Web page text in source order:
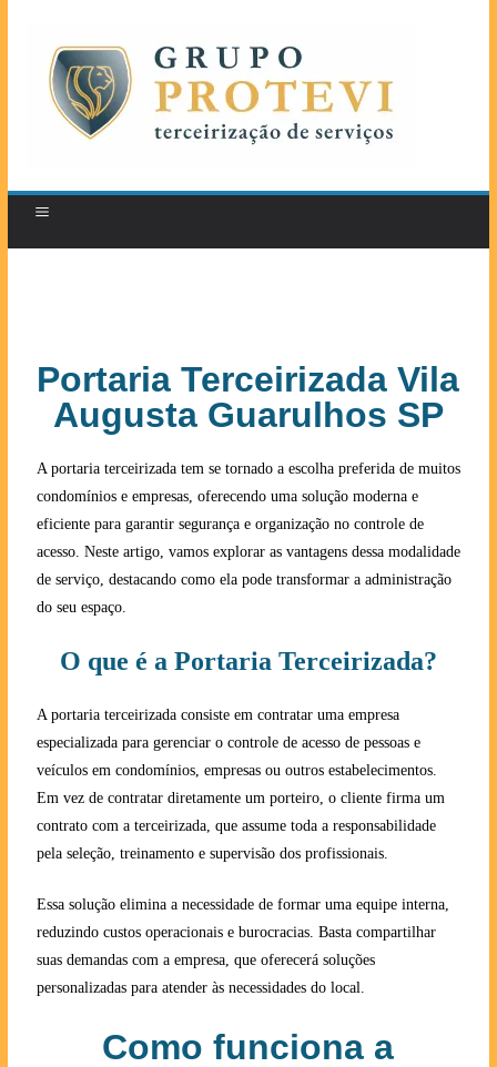
Portaria Terceirizada Vila
Augusta Guarulhos SP
A portaria terceirizada tem se tornado a escolha preferida de muitos
condomínios e empresas, oferecendo uma solução moderna e
eficiente para garantir segurança e organização no controle de
acesso. Neste artigo, vamos explorar as vantagens dessa modalidade
de serviço, destacando como ela pode transformar a administração
do seu espaço.
O que é a Portaria Terceirizada?
A portaria terceirizada consiste em contratar uma empresa
especializada para gerenciar o controle de acesso de pessoas e
veículos em condomínios, empresas ou outros estabelecimentos.
Em vez de contratar diretamente um porteiro, o cliente firma um
contrato com a terceirizada, que assume toda a responsabilidade
pela seleção, treinamento e supervisão dos profissionais.
Essa solução elimina a necessidade de formar uma equipe interna,
reduzindo custos operacionais e burocracias. Basta compartilhar
suas demandas com a empresa, que oferecerá soluções
personalizadas para atender às necessidades do local.
Como funciona a